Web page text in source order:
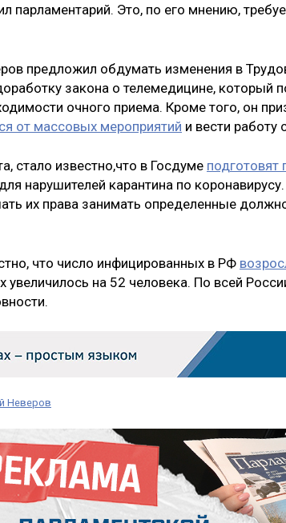
парламентарий. Это, по его мнению,
предложил обдумать изменения в
закона о телемедицине, который
очного приема. Кроме того, он
от массовых мероприятий и вести работу
стало известно,что в Госдуме подготовят
нарушителей карантина по
их права занимать определенные
что число инфицированных в РФ
увеличилось на 52 человека. По всей
Неверов